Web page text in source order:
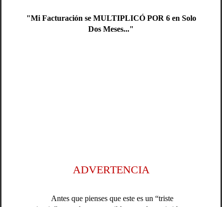
"Mi Facturación se MULTIPLICÓ POR 6 en Solo
Dos Meses..."
ADVERTENCIA
Antes que pienses que este es un “triste